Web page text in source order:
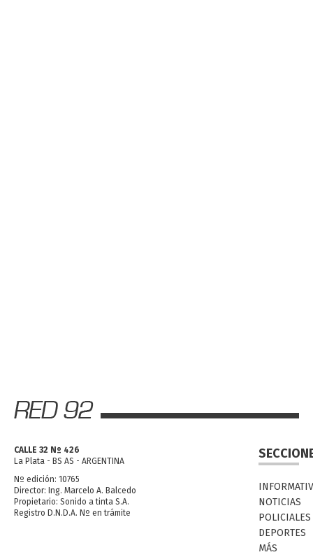
CALLE 32 Nº 426
La Plata - BS AS - ARGENTINA
Nº edición: 10765
Director: Ing. Marcelo A. Balcedo
Propietario: Sonido a tinta S.A.
Registro D.N.D.A. Nº en trámite
NOTICIAS
POLICIALES
DEPORTES
MÁS